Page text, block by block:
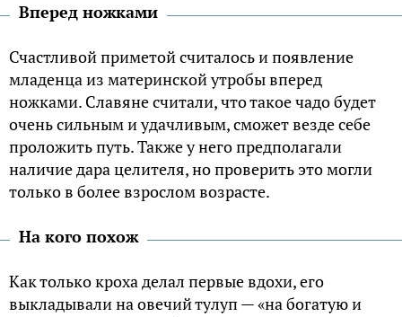
Вперед ножками
Счастливой приметой считалось и появление
младенца из материнской утробы вперед
ножками. Славяне считали, что такое чадо будет
очень сильным и удачливым, сможет везде себе
проложить путь. Также у него предполагали
наличие дара целителя, но проверить это могли
только в более взрослом возрасте.
На кого похож
Как только кроха делал первые вдохи, его
выкладывали на овечий тулуп — «на богатую и